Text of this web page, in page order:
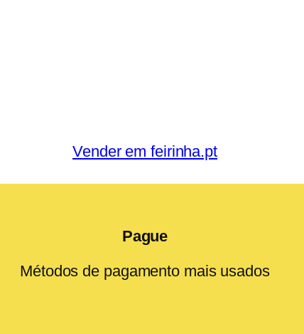
Vender em feirinha.pt
Pague
Métodos de pagamento mais usados